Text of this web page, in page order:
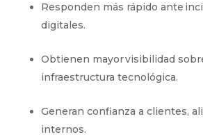
Responden más rápido ante
digitales.
Obtienen mayor visibilidad
infraestructura tecnológica.
Generan confianza a clientes,
internos.